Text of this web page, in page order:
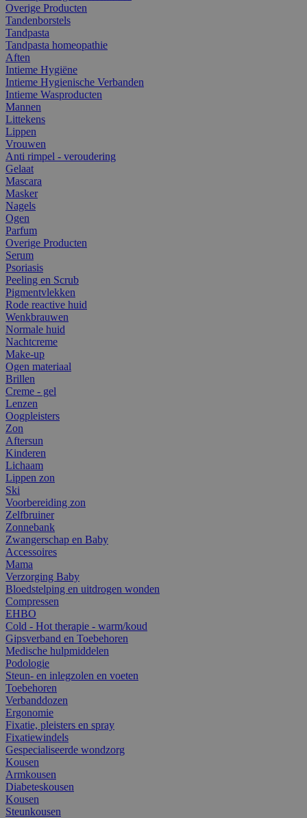
Overige Producten
Tandenborstels
Tandpasta
Tandpasta homeopathie
Aften
Intieme Hygiëne
Intieme Hygienische Verbanden
Intieme Wasproducten
Mannen
Littekens
Lippen
Vrouwen
Anti rimpel - veroudering
Gelaat
Mascara
Masker
Nagels
Ogen
Parfum
Overige Producten
Serum
Psoriasis
Peeling en Scrub
Pigmentvlekken
Rode reactive huid
Wenkbrauwen
Normale huid
Nachtcreme
Make-up
Ogen materiaal
Brillen
Creme - gel
Lenzen
Oogpleisters
Zon
Aftersun
Kinderen
Lichaam
Lippen zon
Ski
Voorbereiding zon
Zelfbruiner
Zonnebank
Zwangerschap en Baby
Accessoires
Mama
Verzorging Baby
Bloedstelping en uitdrogen wonden
Compressen
EHBO
Cold - Hot therapie - warm/koud
Gipsverband en Toebehoren
Medische hulpmiddelen
Podologie
Steun- en inlegzolen en voeten
Toebehoren
Verbanddozen
Ergonomie
Fixatie, pleisters en spray
Fixatiewindels
Gespecialiseerde wondzorg
Kousen
Armkousen
Diabeteskousen
Kousen
Steunkousen